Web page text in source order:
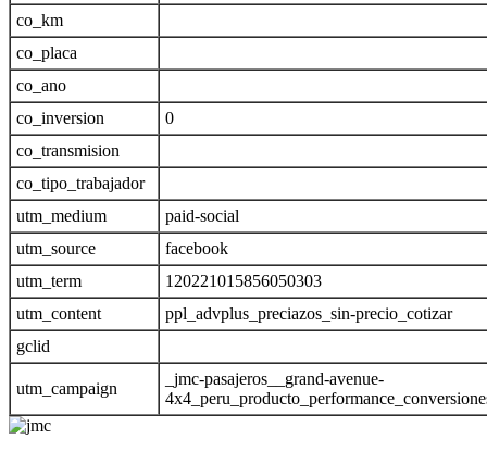
co_km
co_placa
co_ano
co_inversion
0
co_transmision
co_tipo_trabajador
utm_medium
paid-social
utm_source
facebook
utm_term
120221015856050303
utm_content
ppl_advplus_preciazos_sin-precio_cotizar
gclid
utm_campaign
_jmc-pasajeros__grand-avenue-